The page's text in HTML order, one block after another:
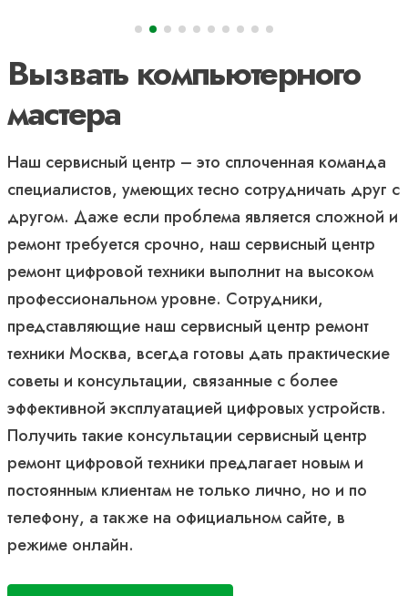
Вызвать компьютерного
мастера
Наш сервисный центр – это сплоченная команда
специалистов, умеющих тесно сотрудничать друг с
другом. Даже если проблема является сложной и
ремонт требуется срочно, наш сервисный центр
ремонт цифровой техники выполнит на высоком
профессиональном уровне. Сотрудники,
представляющие наш сервисный центр ремонт
техники Москва, всегда готовы дать практические
советы и консультации, связанные с более
эффективной эксплуатацией цифровых устройств.
Получить такие консультации сервисный центр
ремонт цифровой техники предлагает новым и
постоянным клиентам не только лично, но и по
телефону, а также на официальном сайте, в
режиме онлайн.